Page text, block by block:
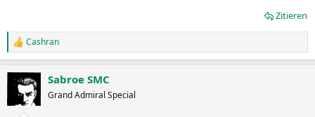
Zitieren
R
e
k
t
Cashran
Sabroe SMC
Grand Admiral Special